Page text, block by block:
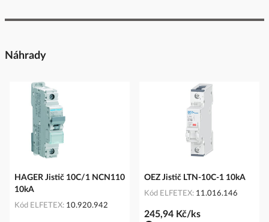
Náhrady
HAGER Jistič 10C/1 NCN110
10kA
Kód ELFETEX 10.920.942
OEZ Jistič LTN-10C-1 10kA
Kód ELFETEX 11.016.146
245,94 Kč/ks